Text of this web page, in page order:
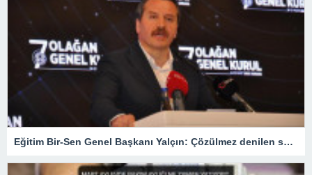
Eğitim Bir-Sen Genel Başkanı Yalçın: Çözülmez denilen sorunları çözdük – Son Haberler